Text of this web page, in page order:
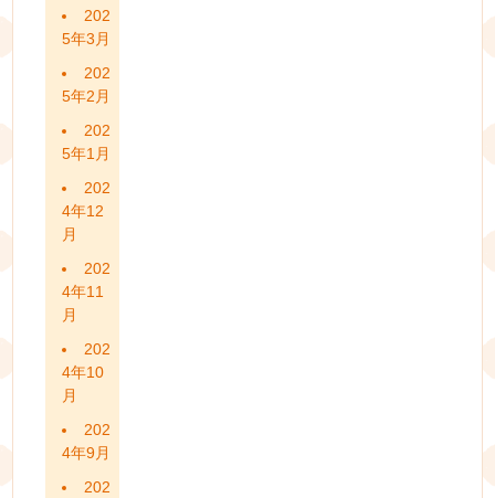
202
5年3月
202
5年2月
202
5年1月
202
4年12
月
202
4年11
月
202
4年10
月
202
4年9月
202